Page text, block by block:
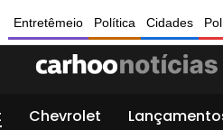
Entretêmeio Política Cidades
Chevrolet